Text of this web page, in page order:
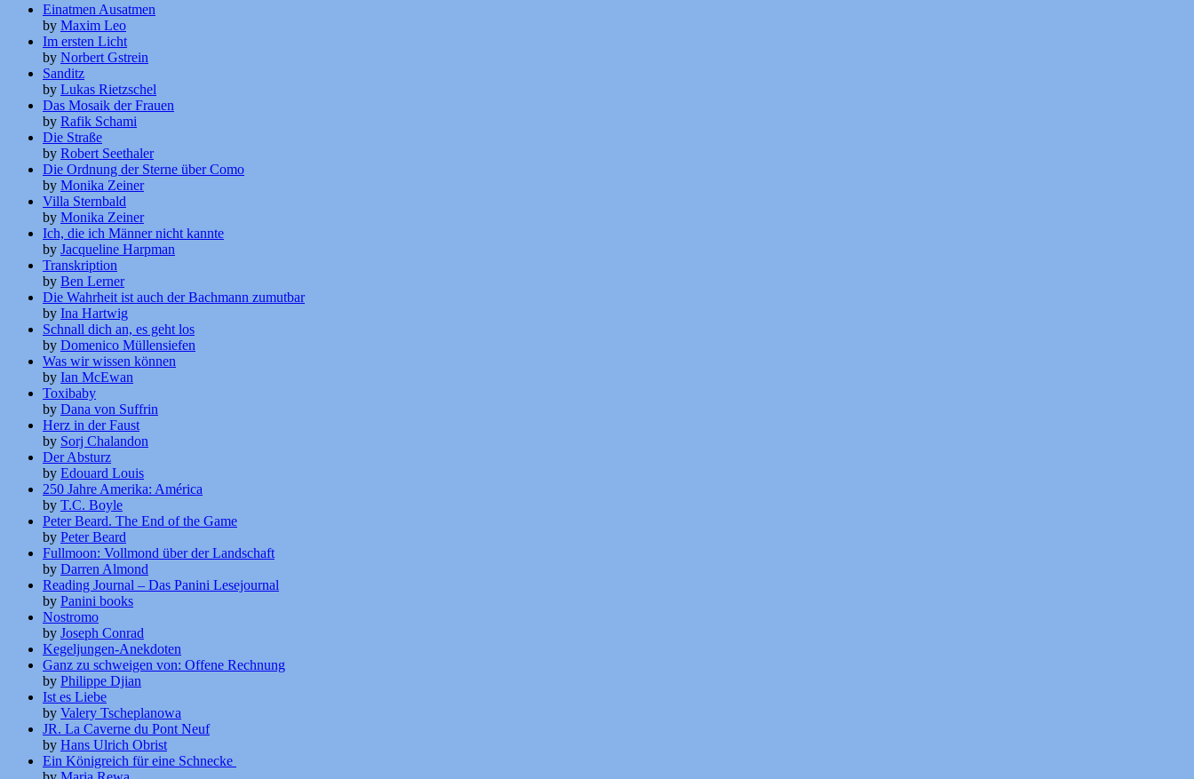
Einatmen Ausatmen
by Maxim Leo
Im ersten Licht
by Norbert Gstrein
Sanditz
by Lukas Rietzschel
Das Mosaik der Frauen
by Rafik Schami
Die Straße
by Robert Seethaler
Die Ordnung der Sterne über Como
by Monika Zeiner
Villa Sternbald
by Monika Zeiner
Ich, die ich Männer nicht kannte
by Jacqueline Harpman
Transkription
by Ben Lerner
Die Wahrheit ist auch der Bachmann zumutbar
by Ina Hartwig
Schnall dich an, es geht los
by Domenico Müllensiefen
Was wir wissen können
by Ian McEwan
Toxibaby
by Dana von Suffrin
Herz in der Faust
by Sorj Chalandon
Der Absturz
by Edouard Louis
250 Jahre Amerika: América
by T.C. Boyle
Peter Beard. The End of the Game
by Peter Beard
Fullmoon: Vollmond über der Landschaft
by Darren Almond
Reading Journal – Das Panini Lesejournal
by Panini books
Nostromo
by Joseph Conrad
Kegeljungen-Anekdoten
Ganz zu schweigen von: Offene Rechnung
by Philippe Djian
Ist es Liebe
by Valery Tscheplanowa
JR. La Caverne du Pont Neuf
by Hans Ulrich Obrist
Ein Königreich für eine Schnecke